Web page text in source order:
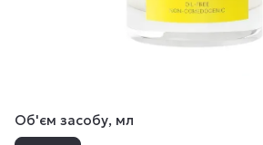
Об'єм засобу, мл